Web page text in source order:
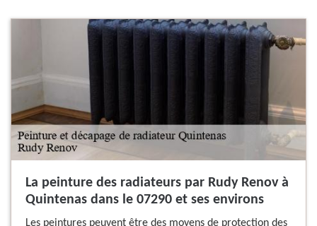
La peinture des radiateurs par Rudy Renov à
Quintenas dans le 07290 et ses environs
Les peintures peuvent être des moyens de protection des